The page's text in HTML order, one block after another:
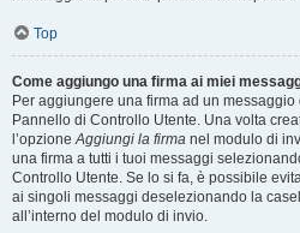
Top
Come aggiungo una firma ai miei
Per aggiungere una firma ad un
Pannello di Controllo Utente. Una volta
l’opzioneAggiungi la firma nel modulo di
una firma a tutti i tuoi messaggi
Controllo Utente. Se lo si fa, è possibile
ai singoli messaggi deselezionando la
all’interno del modulo di invio.